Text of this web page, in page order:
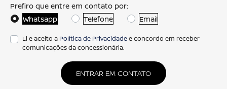
Prefiro que entre em contato por:
Whatsapp
Telefone Email
Li e aceito a Política de Privacidadee concordo em receber
comunicações da concessionária.
ENTRAR EM CONTATO